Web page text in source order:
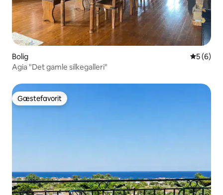
Bolig 5 ud af 5
5 (6)
Agia "Det gamle silkegalleri"
Gæstefavorit
Gæstefavorit